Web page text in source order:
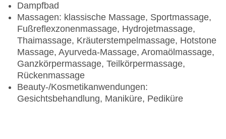
Dampfbad
Massagen: klassische Massage, Sportmassage,
Fußreflexzonenmassage, Hydrojetmassage,
Thaimassage, Kräuterstempelmassage, Hotstone
Massage, Ayurveda-Massage, Aromaölmassage,
Ganzkörpermassage, Teilkörpermassage,
Rückenmassage
Beauty-/Kosmetikanwendungen:
Gesichtsbehandlung, Maniküre, Pediküre